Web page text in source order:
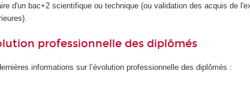
d'un bac+2 scientifique ou technique (ou validation des acquis de
professionnelle des diplômés
informations sur l’évolution professionnelle des diplômés :